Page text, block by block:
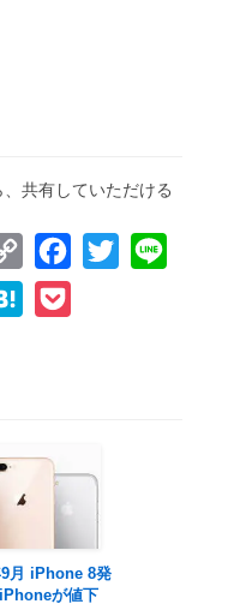
共有していただける
Copy
Link
Facebook
Twitter
Hatena
月 iPhone 8発
が値下